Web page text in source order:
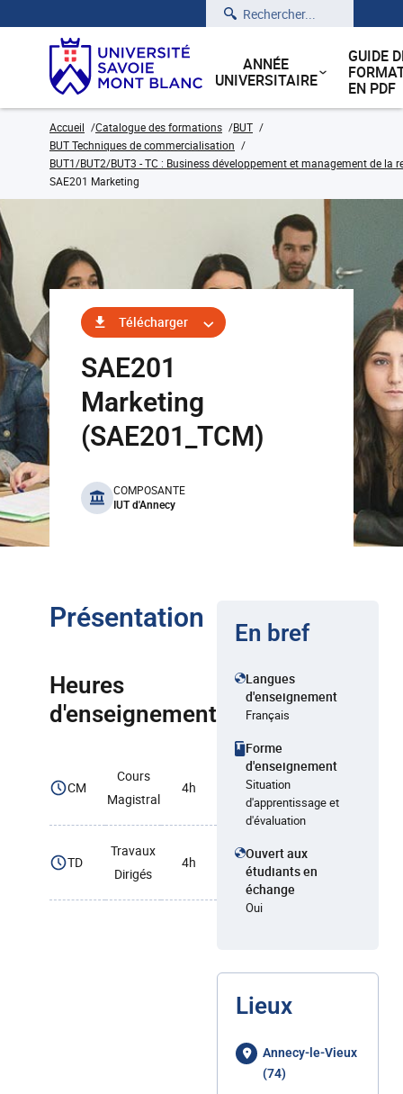
Rechercher
ANNÉE
UNIVERSITAIRE
GUIDE
EN PDF
Accueil Catalogue des formations
BUT
BUT Techniques de commercialisation
BUT1/BUT2/BUT3 - TC : Business développement et management de
SAE201 Marketing
Télécharger
SAE201
Marketing
(SAE201_TCM)
benefits
COMPOSANTE
IUT d'Annecy
Présentation
Heures
d'enseignement
CM
Cours
Magistral
4h
TD
Travaux
Dirigés
4h
En bref
Langues
d'enseignement
Français
Forme
d'enseignement
Situation
d'apprentissage et
d'évaluation
Ouvert aux
étudiants en
échange
Oui
Lieux
Annecy-le-Vieux
(74)